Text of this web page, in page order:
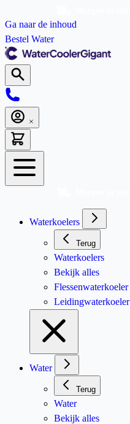
Ga naar de inhoud
Bestel Water
Waterkoelers
Terug
Waterkoelers
Bekijk alles
Flessenwaterkoeler
Leidingwaterkoeler
Water
Terug
Water
Bekijk alles